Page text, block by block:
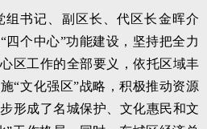
书记、副区长、代区长金晖介
四个中心”功能建设，坚持把全力
区工作的全部要义，依托区域丰
“文化强区”战略，积极推动资源
形成了名城保护、文化惠民和文